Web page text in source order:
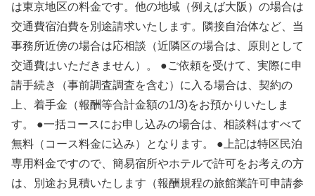
は東京地区の料金です。他の地域（例えば大阪）の場合は
交通費宿泊費を別途請求いたします。隣接自治体など、当
事務所近傍の場合は応相談（近隣区の場合は、原則として
交通費はいただきません）。 ●ご依頼を受けて、実際に申
請手続き（事前調査調査を含む）に入る場合は、契約の
上、着手金（報酬等合計金額の1/3)をお預かりいたしま
す。 ●一括コースにお申し込みの場合は、相談料はすべて
無料（コース料金に込み）となります。 ●上記は特区民泊
専用料金ですので、簡易宿所やホテルで許可をお考えの方
は、別途お見積いたします（報酬規程の旅館業許可申請参